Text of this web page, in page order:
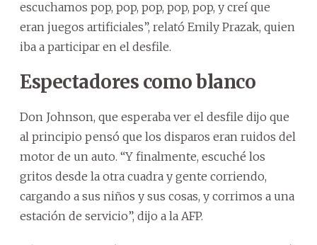
escuchamos pop, pop, pop, pop, pop, y creí que
eran juegos artificiales”, relató Emily Prazak, quien
iba a participar en el desfile.
Espectadores como blanco
Don Johnson, que esperaba ver el desfile dijo que
al principio pensó que los disparos eran ruidos del
motor de un auto. “Y finalmente, escuché los
gritos desde la otra cuadra y gente corriendo,
cargando a sus niños y sus cosas, y corrimos a una
estación de servicio”, dijo a la AFP.